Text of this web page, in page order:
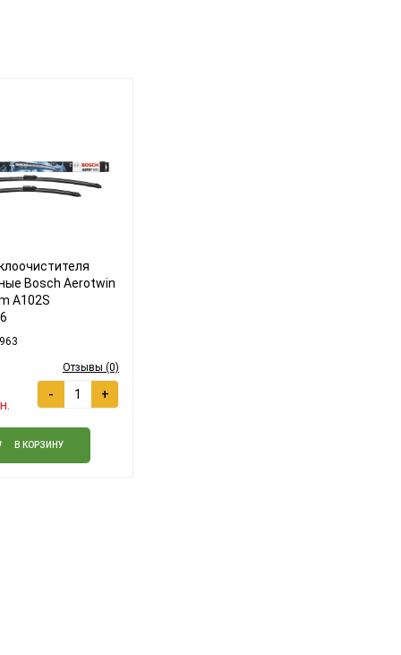
Bosch Aerotwin
A102S
Отзывы (0)
- +
В КОРЗИНУ